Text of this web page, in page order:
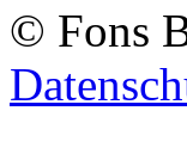
© Fons